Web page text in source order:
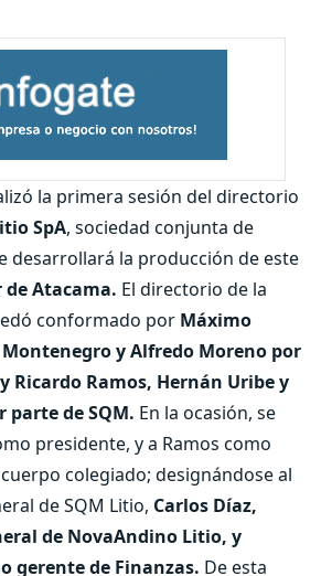
la primera sesión del directorio
SpA, sociedad conjunta de
desarrollará la producción de este
de Atacama. El directorio de la
conformado por Máximo
Montenegro y Alfredo Moreno por
Ricardo Ramos, Hernán Uribe y
parte de SQM. En la ocasión, se
presidente, y a Ramos como
colegiado; designándose al
de SQM Litio, Carlos Díaz,
de NovaAndino Litio, y
gerente de Finanzas. De esta